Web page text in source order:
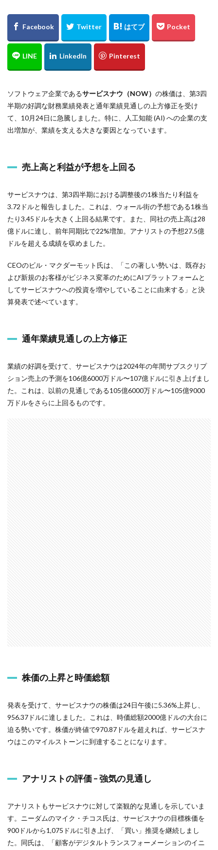
ソフトウェア企業であるサービスナウ（NOW） の株価は、第3四
半期の好調な財務業績発表と通年業績見通しの上方修正を受け
て、10月24日に急騰しました。特に、人工知能 (AI) への企業の支
出増加が、業績を支える大きな要因となっています。
売上高と利益が予想を上回る
サービスナウは、第3四半期における調整後の1株当たり利益を
3.72ドルと報告しました。これは、ウォール街の予想である1株当
たり3.45ドルを大きく上回る結果です。また、同社の売上高は28
億ドルに達し、前年同期比で22%増加。アナリストの予想27.5億
ドルを超える成績を収めました。
CEOのビル・マクダーモット氏は、「この著しい勢いは、既存お
よび新規のお客様がビジネス変革のためにAIプラットフォームと
してサービスナウへの投資を増やしていることに由来する」と決
算発表で述べています。
通年業績見通しの上方修正
業績の好調を受けて、サービスナウは2024年の年間サブスクリプ
ション売上の予測を106億6000万ドル〜107億ドルに引き上げまし
た。これは、以前の見通しである105億6000万ドル〜105億9000
万ドルをさらに上回るものです。
株価の上昇と時価総額
発表を受けて、サービスナウの株価は24日午後に5.36%上昇し、
956.37ドルに達しました。これは、時価総額2000億ドルの大台に
迫る勢いです。株価が終値で970.87ドルを超えれば、サービスナ
ウはこのマイルストーンに到達することになります。
アナリストの評価 – 強気の見通し
アナリストもサービスナウに対して楽観的な見通しを示していま
す。ニーダムのマイク・チコス氏は、サービスナウの目標株価を
900ドルから1,075ドルに引き上げ、「買い」推奨を継続しまし
た。同氏は、「顧客がデジタルトランスフォーメーションのイニ